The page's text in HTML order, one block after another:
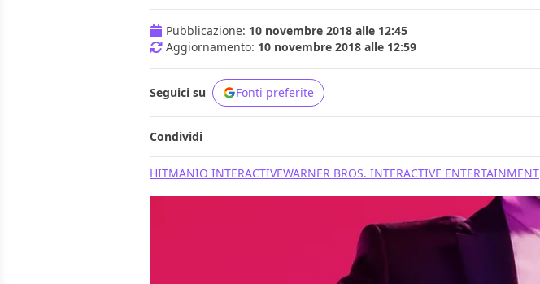
Pubblicazione: 10 novembre 2018 alle 12:45
Aggiornamento: 10 novembre 2018 alle 12:59
Seguici su Fonti preferite
Condividi
HITMANIO INTERACTIVEWARNER BROS. INTERACTIVE ENTERTAINMENT